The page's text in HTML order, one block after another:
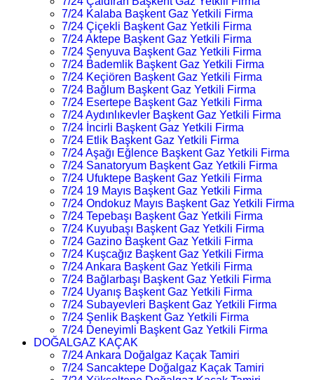
7/24 Kalaba Başkent Gaz Yetkili Firma
7/24 Çiçekli Başkent Gaz Yetkili Firma
7/24 Aktepe Başkent Gaz Yetkili Firma
7/24 Şenyuva Başkent Gaz Yetkili Firma
7/24 Bademlik Başkent Gaz Yetkili Firma
7/24 Keçiören Başkent Gaz Yetkili Firma
7/24 Bağlum Başkent Gaz Yetkili Firma
7/24 Esertepe Başkent Gaz Yetkili Firma
7/24 Aydınlıkevler Başkent Gaz Yetkili Firma
7/24 İncirli Başkent Gaz Yetkili Firma
7/24 Etlik Başkent Gaz Yetkili Firma
7/24 Aşağı Eğlence Başkent Gaz Yetkili Firma
7/24 Sanatoryum Başkent Gaz Yetkili Firma
7/24 Ufuktepe Başkent Gaz Yetkili Firma
7/24 19 Mayıs Başkent Gaz Yetkili Firma
7/24 Ondokuz Mayıs Başkent Gaz Yetkili Firma
7/24 Tepebaşı Başkent Gaz Yetkili Firma
7/24 Kuyubaşı Başkent Gaz Yetkili Firma
7/24 Gazino Başkent Gaz Yetkili Firma
7/24 Kuşcağız Başkent Gaz Yetkili Firma
7/24 Ankara Başkent Gaz Yetkili Firma
7/24 Bağlarbaşı Başkent Gaz Yetkili Firma
7/24 Uyanış Başkent Gaz Yetkili Firma
7/24 Subayevleri Başkent Gaz Yetkili Firma
7/24 Şenlik Başkent Gaz Yetkili Firma
7/24 Deneyimli Başkent Gaz Yetkili Firma
DOĞALGAZ KAÇAK
7/24 Ankara Doğalgaz Kaçak Tamiri
7/24 Sancaktepe Doğalgaz Kaçak Tamiri